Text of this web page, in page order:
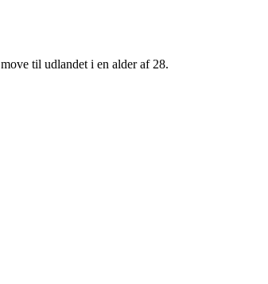
til udlandet i en alder af 28.